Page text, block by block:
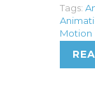
Tags:
Motion